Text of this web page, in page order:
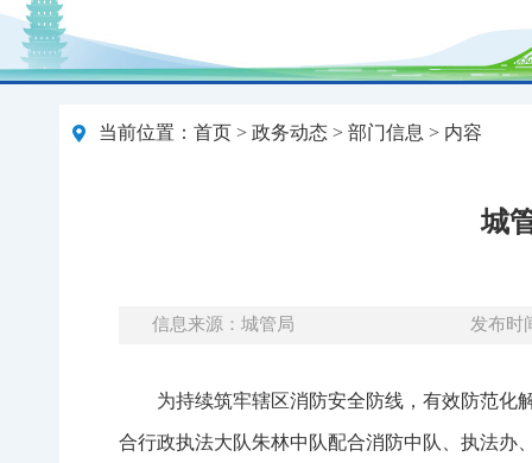
当前位置： 首页 > 政务动态 > 部门信息 > 内容
城
信息来源：城管局 发布时
为持续筑牢辖区消防安全防线，有效防范化
合行政执法大队朱林中队配合消防中队、执法办